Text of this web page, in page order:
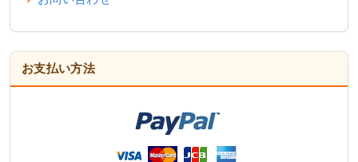
お支払い方法